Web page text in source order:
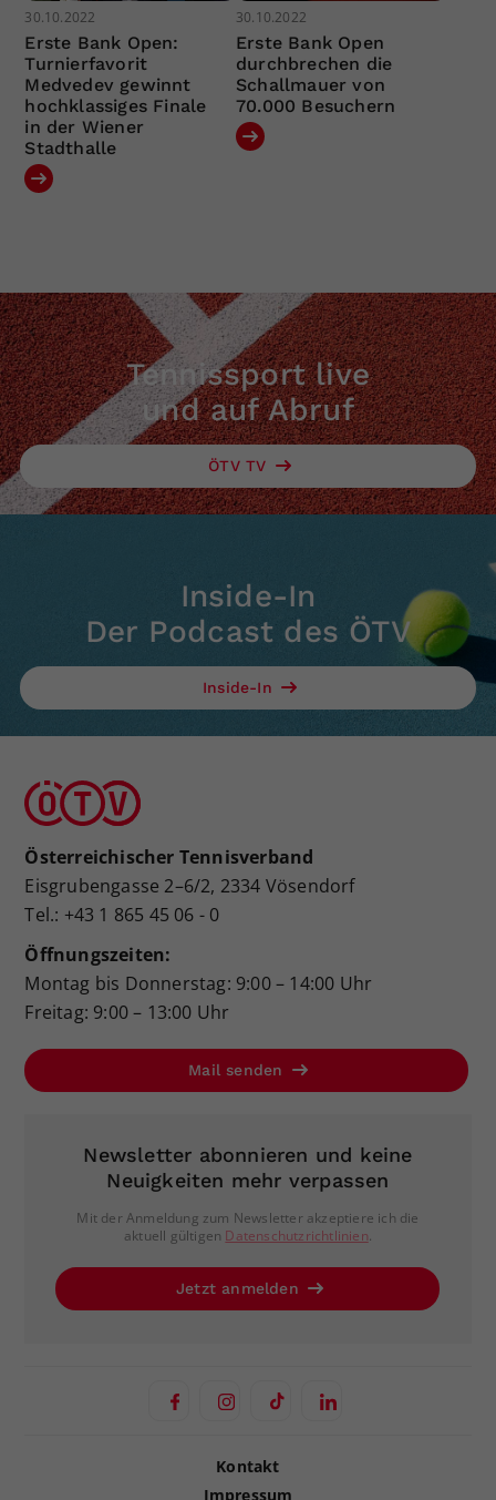
30.10.2022
Erste Bank Open:
Turnierfavorit
Medvedev gewinnt
hochklassiges Finale
in der Wiener
Stadthalle
30.10.2022
Erste Bank Open
durchbrechen die
Schallmauer von
70.000 Besuchern
Tennissport live
und auf Abruf
ÖTV TV
Inside-In
Der Podcast des ÖTV
Inside-In
Österreichischer Tennisverband
Eisgrubengasse 2–6/2, 2334 Vösendorf
Tel.: +43 1 865 45 06 - 0
Öffnungszeiten:
Montag bis Donnerstag: 9:00 – 14:00 Uhr
Freitag: 9:00 – 13:00 Uhr
Mail senden
Newsletter abonnieren und keine
Neuigkeiten mehr verpassen
Mit der Anmeldung zum Newsletter akzeptiere ich die
aktuell gültigen Datenschutzrichtlinien.
Jetzt anmelden
Kontakt
Impressum